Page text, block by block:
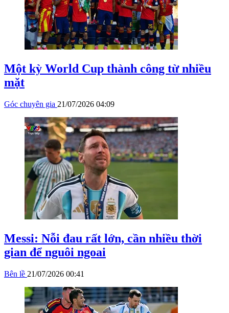
Một kỳ World Cup thành công từ nhiều
mặt
Góc chuyên gia 21/07/2026 04:09
Messi: Nỗi đau rất lớn, cần nhiều thời
gian để nguôi ngoai
Bên lề 21/07/2026 00:41